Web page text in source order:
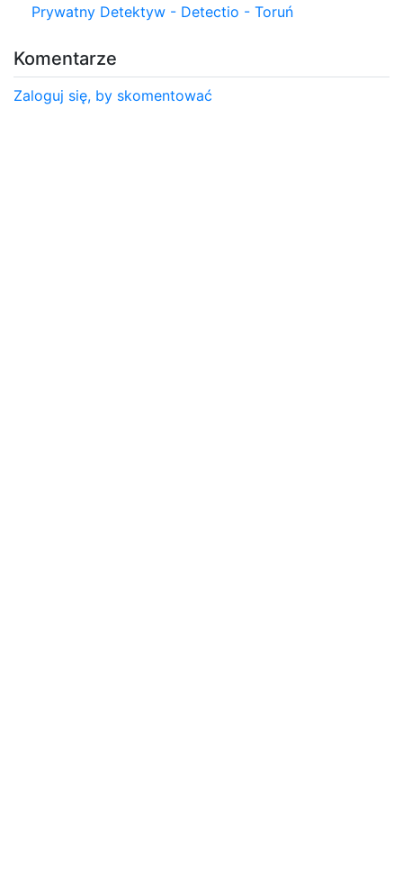
Prywatny Detektyw - Detectio - Toruń
Komentarze
Zaloguj się, by skomentować